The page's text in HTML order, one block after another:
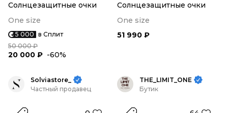
Солнцезащитные очки
One size
5 000 в Сплит
50 000 ₽
20 000 ₽ -60%
Солнцезащитные очки
One size
51 990 ₽
Solviastore_
Частный продавец
THE_LIMIT_ONE
Бутик